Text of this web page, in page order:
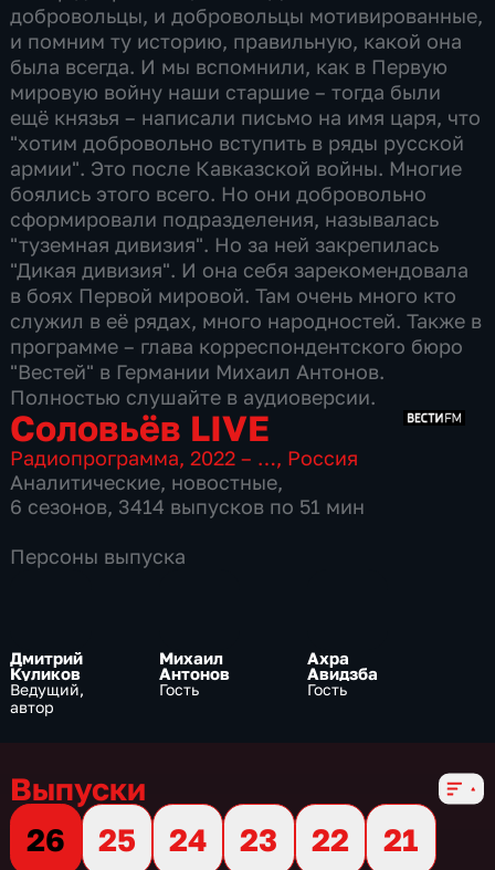
добровольцы, и добровольцы мотивированные,
и помним ту историю, правильную, какой она
была всегда. И мы вспомнили, как в Первую
мировую войну наши старшие – тогда были
ещё князья – написали письмо на имя царя, что
"хотим добровольно вступить в ряды русской
армии". Это после Кавказской войны. Многие
боялись этого всего. Но они добровольно
сформировали подразделения, называлась
"туземная дивизия". Но за ней закрепилась
"Дикая дивизия". И она себя зарекомендовала
в боях Первой мировой. Там очень много кто
служил в её рядах, много народностей. Также в
программе – глава корреспондентского бюро
"Вестей" в Германии Михаил Антонов.
Полностью слушайте в аудиоверсии.
Соловьёв LIVE
Радиопрограмма,2022 – …, Россия
Аналитические, новостные,
6 сезонов, 3414 выпусков по 51 мин
Персоны выпуска
Дмитрий
Куликов
Ведущий,
автор
Михаил
Антонов
Гость
Ахра
Авидзба
Гость
Выпуски
26
25 24 23 22
21